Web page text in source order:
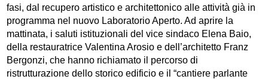
fasi, dal recupero artistico e architettonico alle attività già in
programma nel nuovo Laboratorio Aperto. Ad aprire la
mattinata, i saluti istituzionali del vice sindaco Elena Baio,
della restauratrice Valentina Arosio e dell’architetto Franz
Bergonzi, che hanno richiamato il percorso di
ristrutturazione dello storico edificio e il “cantiere parlante